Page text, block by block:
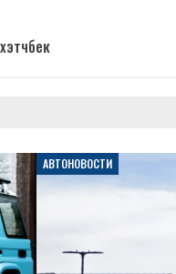
АВТОНОВОСТИ